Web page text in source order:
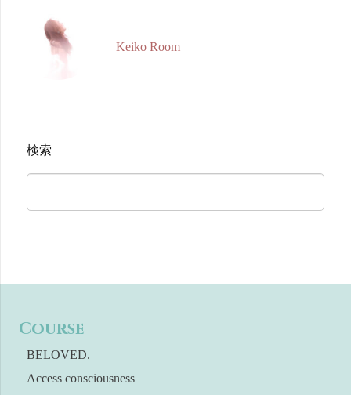
Keiko Room
検索
Course
BELOVED.
Access consciousness